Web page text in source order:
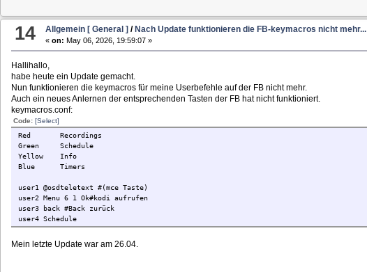
14 Allgemein [ General ] / Nach Update funktionieren die FB-keymacros nicht mehr...
«on: May 06, 2026, 19:59:07 »
Hallihallo,
habe heute ein Update gemacht.
Nun funktionieren die keymacros für meine Userbefehle auf der FB nicht mehr.
Auch ein neues Anlernen der entsprechenden Tasten der FB hat nicht funktioniert.
keymacros.conf:
Code: [Select]
Red Recordings
Green Schedule
Yellow Info
Blue Timers
user1 @osdteletext #(mce Taste)
user2 Menu 6 1 Ok#kodi aufrufen
user3 back #Back zurück
user4 Schedule
Mein letzte Update war am 26.04.